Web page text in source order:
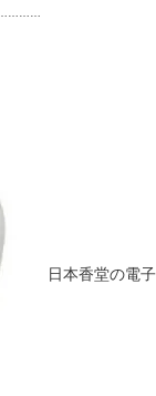
日本香堂の電子